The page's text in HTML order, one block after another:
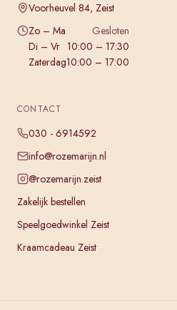
Voorheuvel 84, Zeist
Zo – Ma
Gesloten
Di – Vr 10:00 – 17:30
Zaterdag10:00 – 17:00
CONTACT
030 - 6914592
info@rozemarijn.nl
@rozemarijn.zeist
Zakelijk bestellen
Speelgoedwinkel Zeist
Kraamcadeau Zeist